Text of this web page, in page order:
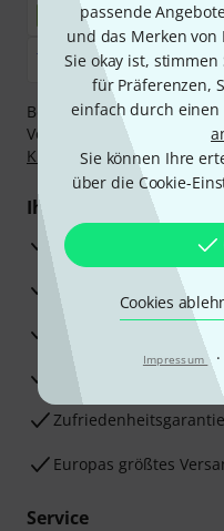
passende
und das Merken
Sie okay ist,
für Präferenzen,
einfach durch einen
Sie können Ihre
über die Cookie-
Cookies
Impressum ·
Bezahlen Sie vertraulich
Vorkasse, PayPal, Amazon
Klarna Ratenzahlungoder
Ihre Vorteile
3 Jahre Thomann
30 Tage Money-Back-
Beratung durch
Zufriedenheitsgarantie
Europas größtes
Service